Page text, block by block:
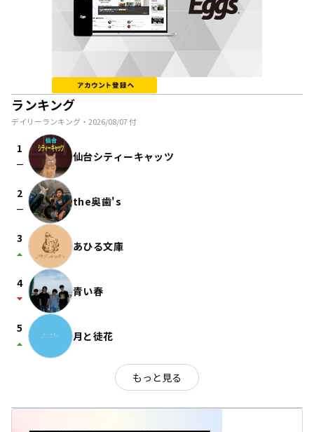
ランキング
デイリーランキング・ 2026/08/07付
1
check_indeterminate_small 仙台シティーキャッツ
2
check_indeterminate_small the奥歯's
3
arrow_drop_up あひる文庫
4
arrow_drop_down 青い春
5
arrow_drop_up 月と徒花
もっと見る